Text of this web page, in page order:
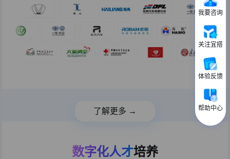
了解更多 →
数字化人才培养
我要咨询
关注宜搭
体验反馈
帮助中心